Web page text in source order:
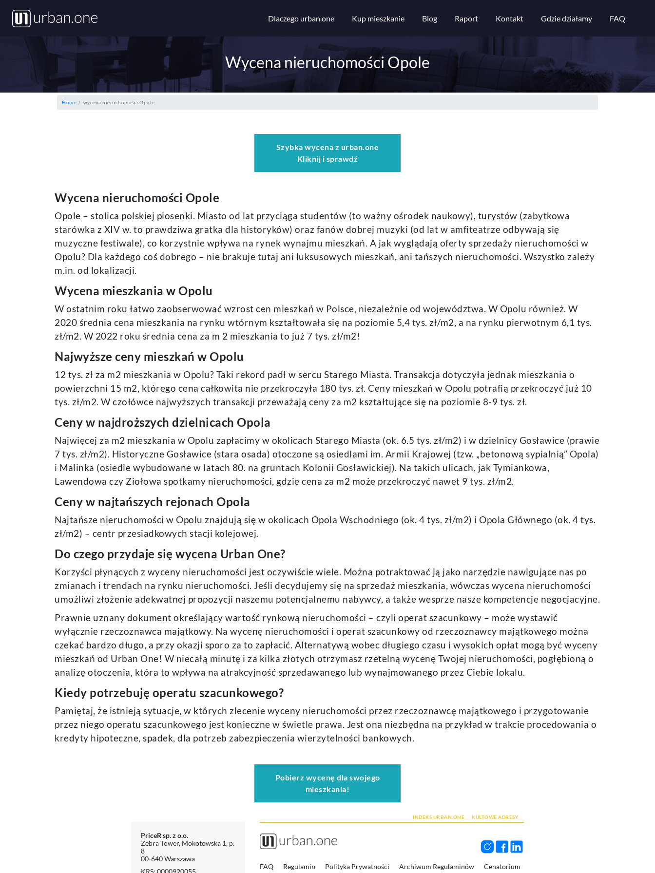
Dlaczego urban.one Kup mieszkanie Blog Raport Kontakt Gdzie działamy FAQ
Wycena nieruchomości Opole
Home wycena nieruchomości Opole
Szybka wycena z urban.one
Kliknij i sprawdź
Wycena nieruchomości Opole
Opole – stolica polskiej piosenki. Miasto od lat przyciąga studentów (to ważny ośrodek naukowy), turystów (zabytkowa
starówka z XIV w. to prawdziwa gratka dla historyków) oraz fanów dobrej muzyki (od lat w amfiteatrze odbywają się
muzyczne festiwale), co korzystnie wpływa na rynek wynajmu mieszkań. A jak wyglądają oferty sprzedaży nieruchomości w
Opolu? Dla każdego coś dobrego – nie brakuje tutaj ani luksusowych mieszkań, ani tańszych nieruchomości. Wszystko zależy
m.in. od lokalizacji.
Wycena mieszkania w Opolu
W ostatnim roku łatwo zaobserwować wzrost cen mieszkań w Polsce, niezależnie od województwa. W Opolu również. W
2020 średnia cena mieszkania na rynku wtórnym kształtowała się na poziomie 5,4 tys. zł/m2, a na rynku pierwotnym 6,1 tys.
zł/m2. W 2022 roku średnia cena za m 2 mieszkania to już 7 tys. zł/m2!
Najwyższe ceny mieszkań w Opolu
12 tys. zł za m2 mieszkania w Opolu? Taki rekord padł w sercu Starego Miasta. Transakcja dotyczyła jednak mieszkania o
powierzchni 15 m2, którego cena całkowita nie przekroczyła 180 tys. zł. Ceny mieszkań w Opolu potrafią przekroczyć już 10
tys. zł/m2. W czołówce najwyższych transakcji przeważają ceny za m2 kształtujące się na poziomie 8-9 tys. zł.
Ceny w najdroższych dzielnicach Opola
Najwięcej za m2 mieszkania w Opolu zapłacimy w okolicach Starego Miasta (ok. 6.5 tys. zł/m2) i w dzielnicy Gosławice (prawie
7 tys. zł/m2). Historyczne Gosławice (stara osada) otoczone są osiedlami im. Armii Krajowej (tzw. „betonową sypialnią” Opola)
i Malinka (osiedle wybudowane w latach 80. na gruntach Kolonii Gosławickiej). Na takich ulicach, jak Tymiankowa,
Lawendowa czy Ziołowa spotkamy nieruchomości, gdzie cena za m2 może przekroczyć nawet 9 tys. zł/m2.
Ceny w najtańszych rejonach Opola
Najtańsze nieruchomości w Opolu znajdują się w okolicach Opola Wschodniego (ok. 4 tys. zł/m2) i Opola Głównego (ok. 4 tys.
zł/m2) – centr przesiadkowych stacji kolejowej.
Do czego przydaje się wycena Urban One?
Korzyści płynących z wyceny nieruchomości jest oczywiście wiele. Można potraktować ją jako narzędzie nawigujące nas po
zmianach i trendach na rynku nieruchomości. Jeśli decydujemy się na sprzedaż mieszkania, wówczas wycena nieruchomości
umożliwi złożenie adekwatnej propozycji naszemu potencjalnemu nabywcy, a także wesprze nasze kompetencje negocjacyjne.
Prawnie uznany dokument określający wartość rynkową nieruchomości – czyli operat szacunkowy – może wystawić
wyłącznie rzeczoznawca majątkowy. Na wycenę nieruchomości i operat szacunkowy od rzeczoznawcy majątkowego można
czekać bardzo długo, a przy okazji sporo za to zapłacić. Alternatywą wobec długiego czasu i wysokich opłat mogą być wyceny
mieszkań od Urban One! W niecałą minutę i za kilka złotych otrzymasz rzetelną wycenę Twojej nieruchomości, pogłębioną o
analizę otoczenia, która to wpływa na atrakcyjność sprzedawanego lub wynajmowanego przez Ciebie lokalu.
Kiedy potrzebuję operatu szacunkowego?
Pamiętaj, że istnieją sytuacje, w których zlecenie wyceny nieruchomości przez rzeczoznawcę majątkowego i przygotowanie
przez niego operatu szacunkowego jest konieczne w świetle prawa. Jest ona niezbędna na przykład w trakcie procedowania o
kredyty hipoteczne, spadek, dla potrzeb zabezpieczenia wierzytelności bankowych.
Pobierz wycenę dla swojego
mieszkania!
PriceR sp. z o.o.
Zebra Tower, Mokotowska 1, p.
8
00-640 Warszawa
KRS: 0000920055
INDEKS URBAN.ONE KULTOWE ADRESY
FAQ Regulamin Polityka Prywatności Archiwum Regulaminów Cenatorium